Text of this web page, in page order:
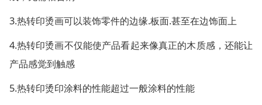
3.热转印烫画可以装饰零件的边缘.板面.甚至在边饰面上
4.热转印烫画不仅能使产品看起来像真正的木质感，还能让
产品感觉到触感
5.热转印烫印涂料的性能超过一般涂料的性能